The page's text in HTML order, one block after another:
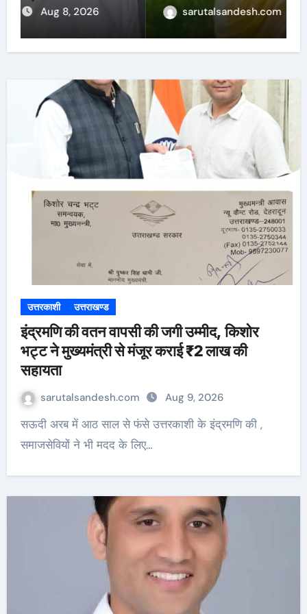
sarutalsandesh.com Aug 6, 2026
उत्तरकाशी उत्तराखण्ड
इंद्रमणि की वतन वापसी की जगी उम्मीद, किशोर
भट्ट ने मुख्यमंत्री से मंजूर कराई ₹2 लाख की
सहायता
sarutalsandesh.com Aug 9, 2026
सऊदी अरब में आठ साल से फंसे उत्तरकाशी के इंद्रमणि की ,
समाजसेवियों ने भी मदद के लिए…